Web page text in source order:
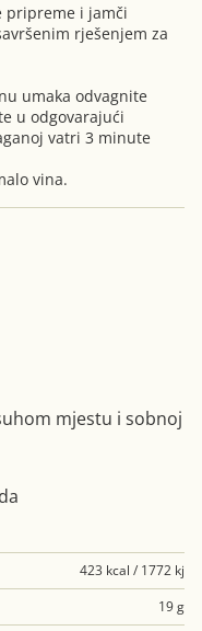
pripreme i jamči
rješenjem za
umaka odvagnite
u odgovarajući
vatri 3 minute
vina.
mjestu i sobnoj
423 kcal / 1772 kj
19 g